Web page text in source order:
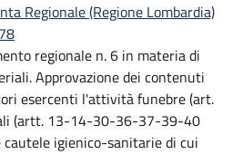
Regionale (Regione Lombardia)
regionale n. 6 in materia di
Approvazione dei contenuti
esercenti l'attività funebre (art.
(artt. 13-14-30-36-37-39-40
cautele igienico-sanitarie di cui